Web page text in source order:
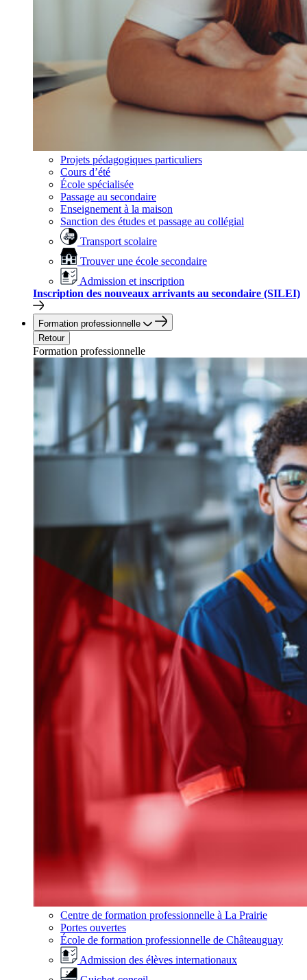
Projets pédagogiques particuliers
Cours d’été
École spécialisée
Passage au secondaire
Enseignement à la maison
Sanction des études et passage au collégial
Transport scolaire
Trouver une école secondaire
Admission et inscription
Inscription des nouveaux arrivants au secondaire (SILEI)
Formation professionnelle
Retour
Formation professionnelle
Centre de formation professionnelle à La Prairie
Portes ouvertes
École de formation professionnelle de Châteauguay
Admission des élèves internationaux